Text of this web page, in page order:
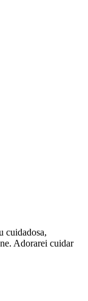
cuidadosa,
Adorarei cuidar